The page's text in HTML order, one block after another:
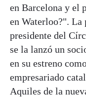
en Barcelona y el
en Waterloo?". La
presidente del
se la lanzó un
en su estreno
empresariado
Aquiles de la